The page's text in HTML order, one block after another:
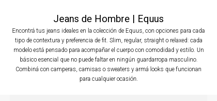
Jeans de Hombre | Equus
Encontrá tus jeans ideales en la colección de Equus, con opciones para cada
tipo de contextura y preferencia de fit. Slim, regular, straight o relaxed: cada
modelo está pensado para acompañar el cuerpo con comodidad y estilo. Un
básico esencial que no puede faltar en ningún guardarropa masculino.
Combiná con camperas, camisas o sweaters y armá looks que funcionan
para cualquier ocasión.